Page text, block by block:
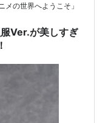
ビー 天皇賞（秋））
3戦でダービート
一旦先頭に立ち勝
メの世界へようこそ」
服Ver.が美しすぎ